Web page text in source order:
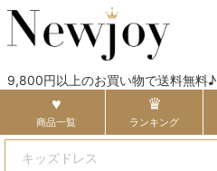
9,800円以上のお買い物で送料無料♪
商品一覧 ランキング